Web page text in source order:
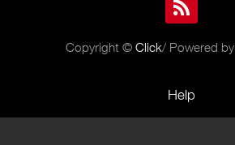
Copyright © Click/ Powered by
Help